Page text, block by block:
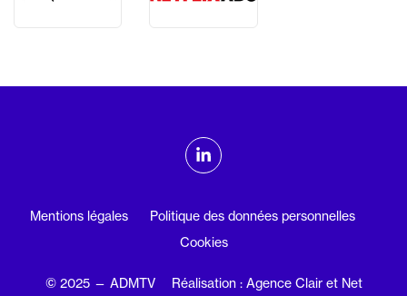
ADMTV sur les réseaux sociaux
Linkedin
Mentions légales
Politique des données personnelles
Cookies
© 2025 — ADMTV Réalisation : Agence Clair et Net